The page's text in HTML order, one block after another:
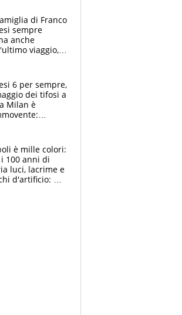
di Franco
sempre
anche
viaggio,
dei tifosi
6 per sempre,
dei tifosi a
Milan è
è mille colori:
100 anni di
luci, lacrime e
d'artificio: De